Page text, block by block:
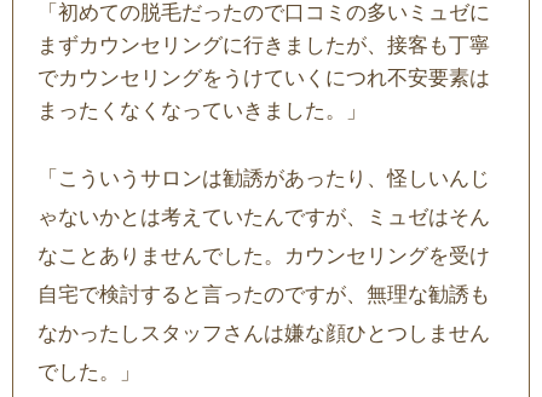
「初めての脱毛だったので口コミの多いミュゼに
まずカウンセリングに行きましたが、接客も丁寧
でカウンセリングをうけていくにつれ不安要素は
まったくなくなっていきました。」
「こういうサロンは勧誘があったり、怪しいんじ
ゃないかとは考えていたんですが、ミュゼはそん
なことありませんでした。カウンセリングを受け
自宅で検討すると言ったのですが、無理な勧誘も
なかったしスタッフさんは嫌な顔ひとつしません
でした。」